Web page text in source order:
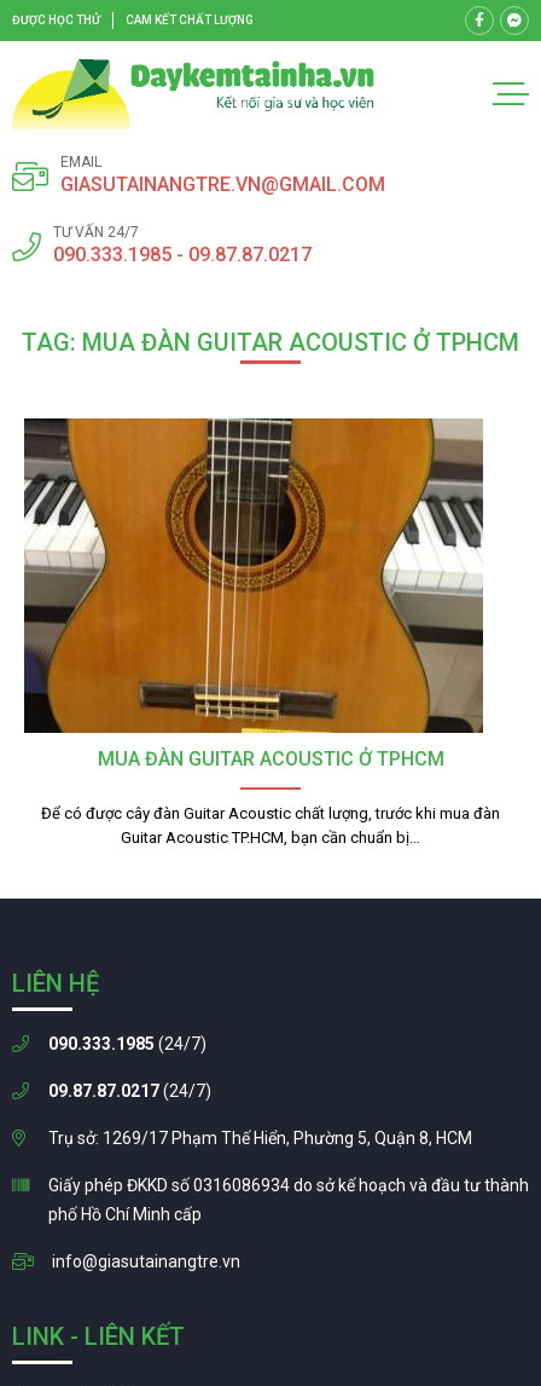
ĐƯỢC HỌC THỬ CAM KẾT CHẤT LƯỢNG
EMAIL
GIASUTAINANGTRE.VN@GMAIL.COM
TƯ VẤN 24/7
090.333.1985 - 09.87.87.0217
TAG: MUA ĐÀN GUITAR ACOUSTIC Ở TPHCM
MUA ĐÀN GUITAR ACOUSTIC Ở TPHCM
Để có được cây đàn Guitar Acoustic chất lượng, trước khi mua đàn
Guitar Acoustic TP.HCM, bạn cần chuẩn bị…
LIÊN HỆ
090.333.1985 (24/7)
09.87.87.0217(24/7)
Trụ sở: 1269/17 Phạm Thế Hiển, Phường 5, Quận 8, HCM
Giấy phép ĐKKD số 0316086934 do sở kế hoạch và đầu tư thành
phố Hồ Chí Minh cấp
info@giasutainangtre.vn
LINK - LIÊN KẾT